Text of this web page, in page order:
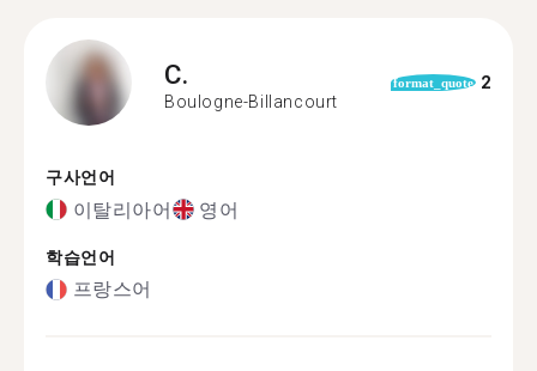
C.
Boulogne-Billancourt
format_quote 2
구사언어
이탈리아어 영어
학습언어
프랑스어